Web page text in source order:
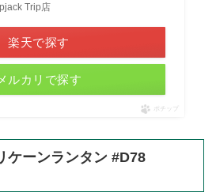
Trip店
楽天で探す
メルカリで探す
ポチップ
ケーンランタン #D78